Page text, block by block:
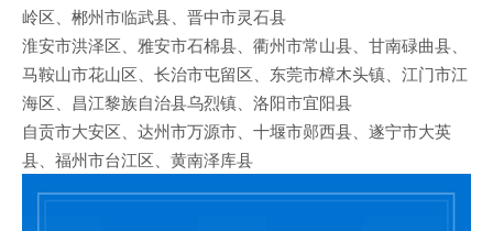
岭区、郴州市临武县、晋中市灵石县
淮安市洪泽区、雅安市石棉县、衢州市常山县、甘南碌曲县、
马鞍山市花山区、长治市屯留区、东莞市樟木头镇、江门市江
海区、昌江黎族自治县乌烈镇、洛阳市宜阳县
自贡市大安区、达州市万源市、十堰市郧西县、遂宁市大英
县、福州市台江区、黄南泽库县